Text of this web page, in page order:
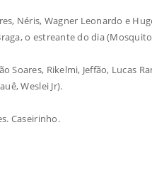
Néris, Wagner Leonardo e
o estreante do dia
Soares, Rikelmi, Jeffão, Lucas
Weslei Jr).
Caseirinho.